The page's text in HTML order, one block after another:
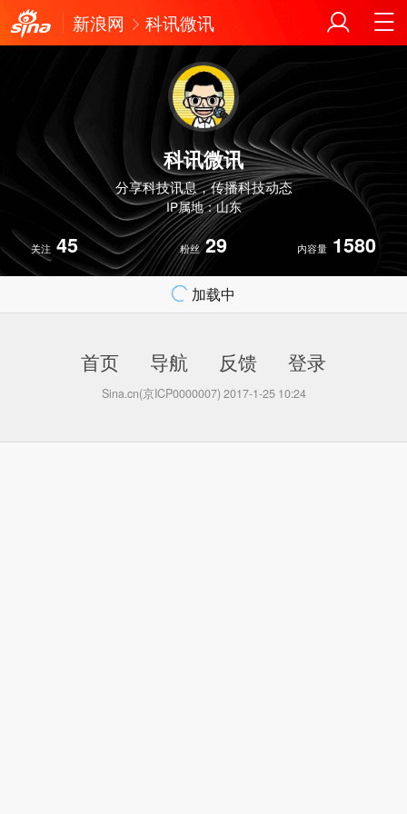
新浪网 科讯微讯
科讯微讯
分享科技讯息，传播科技动态
IP属地：山东
关注 45 粉丝 29 内容量 1580
加载中
首页 导航 反馈 登录
Sina.cn(京ICP0000007) 2017-1-25 10:24